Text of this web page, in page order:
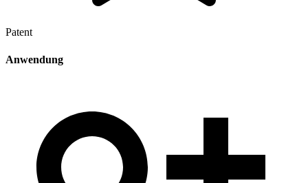
Patent
Anwendung